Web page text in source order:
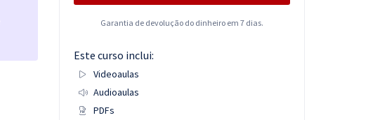
Garantia de devolução do dinheiro em 7 dias.
Este curso inclui:
Videoaulas
Audioaulas
PDFs